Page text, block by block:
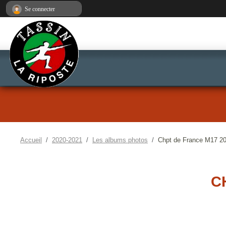
Accueil 2020-2021 Les albums photos Chpt de France M17
Se connecter
Panneau de gestion des cookies